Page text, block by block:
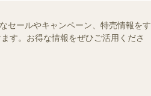
セールやキャンペーン、特売情報をす
す。お得な情報をぜひご活用くださ